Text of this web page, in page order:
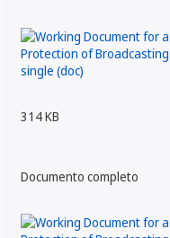
314 KB
Documento completo